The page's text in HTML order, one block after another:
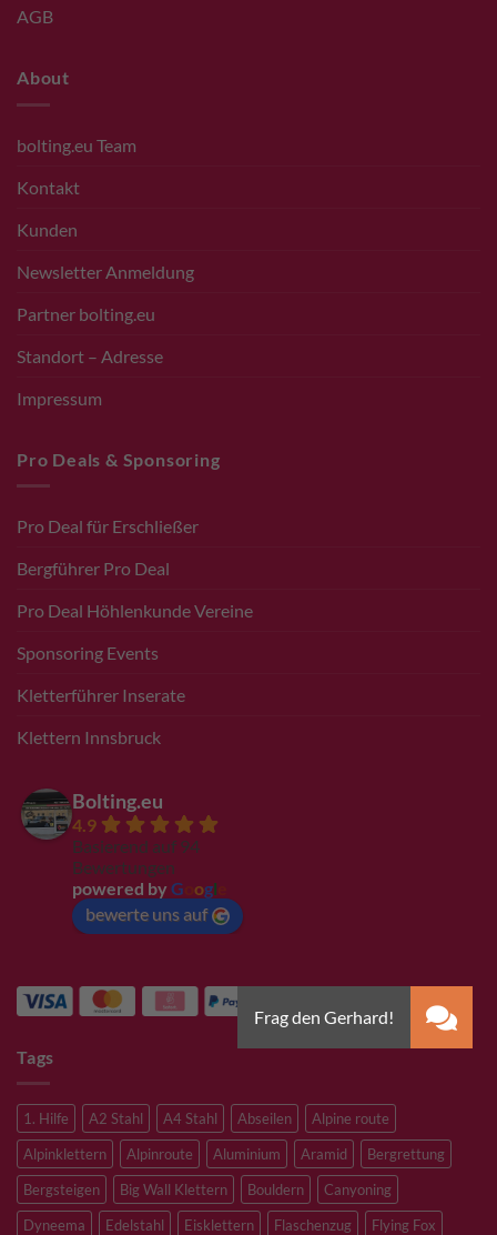
AGB
About
bolting.eu Team
Kontakt
Kunden
Newsletter Anmeldung
Partner bolting.eu
Standort – Adresse
Impressum
Pro Deals & Sponsoring
Pro Deal für Erschließer
Bergführer Pro Deal
Pro Deal Höhlenkunde Vereine
Sponsoring Events
Kletterführer Inserate
Klettern Innsbruck
Bolting.eu
4.9
Basierend auf 94
Bewertungen
powered by G ogl
bewerte uns auf
Tags
1. Hilfe A2 Stahl A4 Stahl Abseilen
Alpine route
Alpinklettern
Alpinroute Aluminium Aramid
Bergrettung
Bergsteigen
Big Wall Klettern Bouldern
Canyoning
Dyneema
Edelstahl Eisklettern Flaschenzug Flying Fox